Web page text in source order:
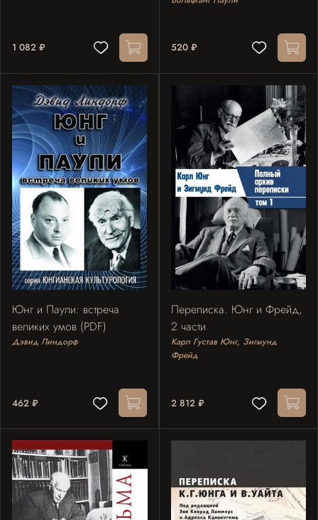
1 082 ₽ 520 ₽
Юнг и Паули: встреча
великих умов (PDF)
Дэвид Линдорф
462 ₽
Переписка. Юнг и Фрейд,
2 части
Карл Густав Юнг, Зигмунд
Фрейд
2 812 ₽